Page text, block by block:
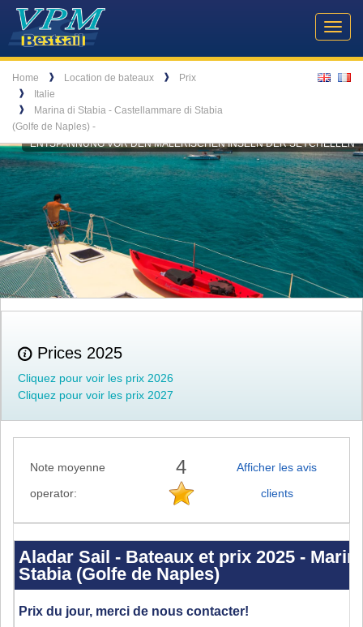
VPM
Yachtcharter
Navigation
Breadcrumb
Home ❱ Location de bateaux ❱ Prix
❱ Italie
❱
Marina di Stabia - Castellammare di Stabia
(Golfe de Naples) -
Language
ENTSPANNUNG VOR DEN MALERISCHEN INSELN DER SEYCHELLEN
Prices 2025
Cliquez pour voir les prix 2026
Cliquez pour voir les prix 2027
Note moyenne
operator:
4
Afficher les avis
clients
Sail
Bateaux
et
prix
2025
Marina
Aladar Sail - Bateaux et prix 2025 -
Stabia (Golfe de Naples)
Prix du jour, merci de nous contacter!